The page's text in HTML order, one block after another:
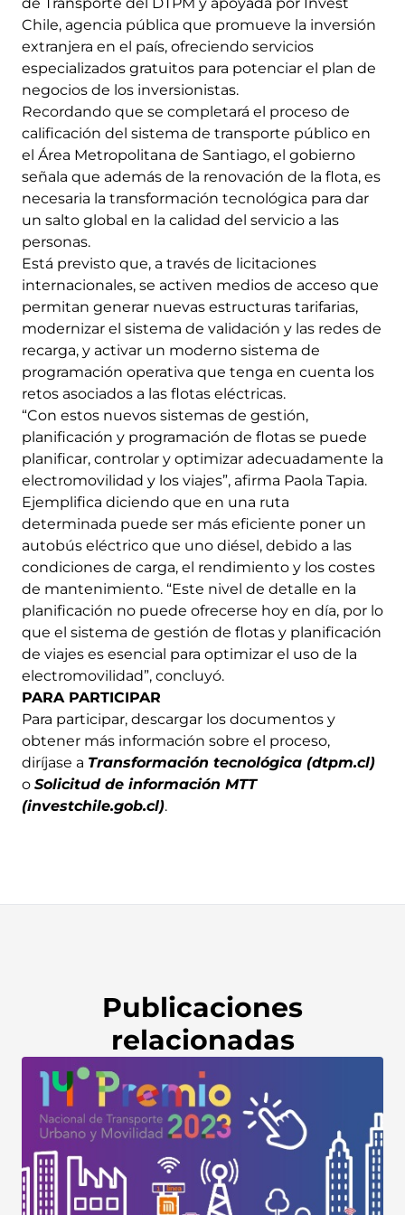
Chile, agencia pública que promueve la inversión
extranjera en el país, ofreciendo servicios
especializados gratuitos para potenciar el plan de
negocios de los inversionistas.
Recordando que se completará el proceso de
calificación del sistema de transporte público en
el Área Metropolitana de Santiago, el gobierno
señala que además de la renovación de la flota, es
necesaria la transformación tecnológica para dar
un salto global en la calidad del servicio a las
personas.
Está previsto que, a través de licitaciones
internacionales, se activen medios de acceso que
permitan generar nuevas estructuras tarifarias,
modernizar el sistema de validación y las redes de
recarga, y activar un moderno sistema de
programación operativa que tenga en cuenta los
retos asociados a las flotas eléctricas.
“Con estos nuevos sistemas de gestión,
planificación y programación de flotas se puede
planificar, controlar y optimizar adecuadamente la
electromovilidad y los viajes”, afirma Paola Tapia.
Ejemplifica diciendo que en una ruta
determinada puede ser más eficiente poner un
autobús eléctrico que uno diésel, debido a las
condiciones de carga, el rendimiento y los costes
de mantenimiento. “Este nivel de detalle en la
planificación no puede ofrecerse hoy en día, por lo
que el sistema de gestión de flotas y planificación
de viajes es esencial para optimizar el uso de la
electromovilidad”, concluyó.
PARA PARTICIPAR
Para participar, descargar los documentos y
obtener más información sobre el proceso,
diríjase a Transformación tecnológica (dtpm.cl)
o Solicitud de información MTT
(investchile.gob.cl).
Publicaciones
relacionadas